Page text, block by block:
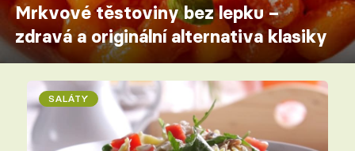
Mrkvové těstoviny bez lepku –
zdravá a originální alternativa klasiky
SALÁTY